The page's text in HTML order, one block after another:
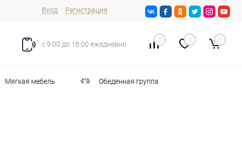
Вход Регистрация
с 9:00 до 18:00 ежедневно
0 0 0
Мягкая мебель Обеденная группа